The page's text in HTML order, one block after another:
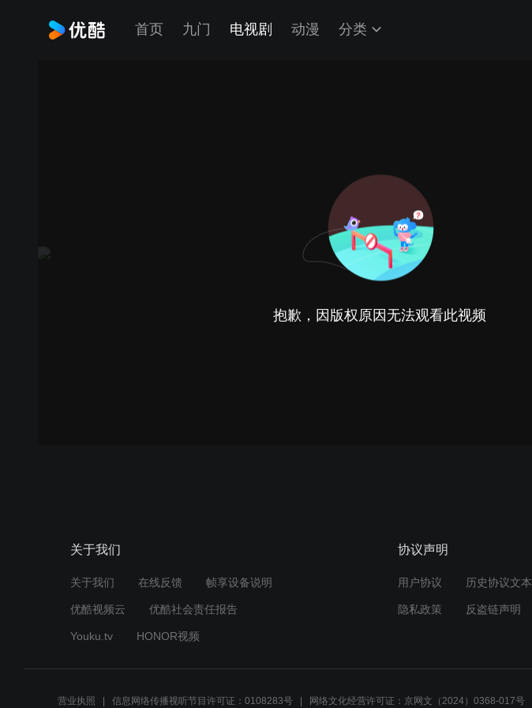
首页 九门 电视剧 动漫 分类
抱歉，因版权原因无法观看此视频
关于我们
关于我们 在线反馈 帧享设备说明
优酷视频云 优酷社会责任报告
Youku.tv HONOR视频
协议声明
用户协议 历史协议文本
隐私政策 反盗链声明
营业执照 信息网络传播视听节目许可证：0108283号 网络文化经营许可证：京网文（2024）0368-017号